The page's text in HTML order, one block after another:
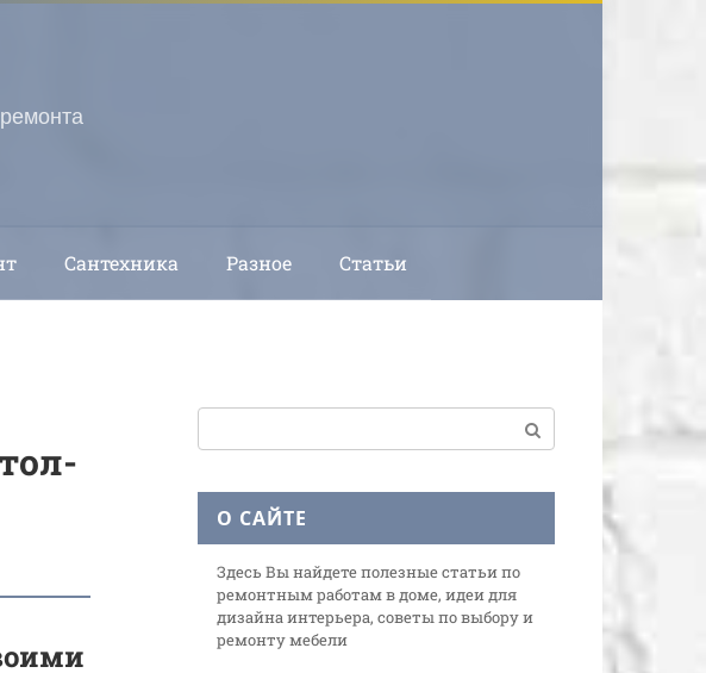
Сантехника Разное Статьи
О САЙТЕ
Здесь Вы найдете полезные статьи по
ремонтным работам в доме, идеи для
дизайна интерьера, советы по выбору и
ремонту мебели